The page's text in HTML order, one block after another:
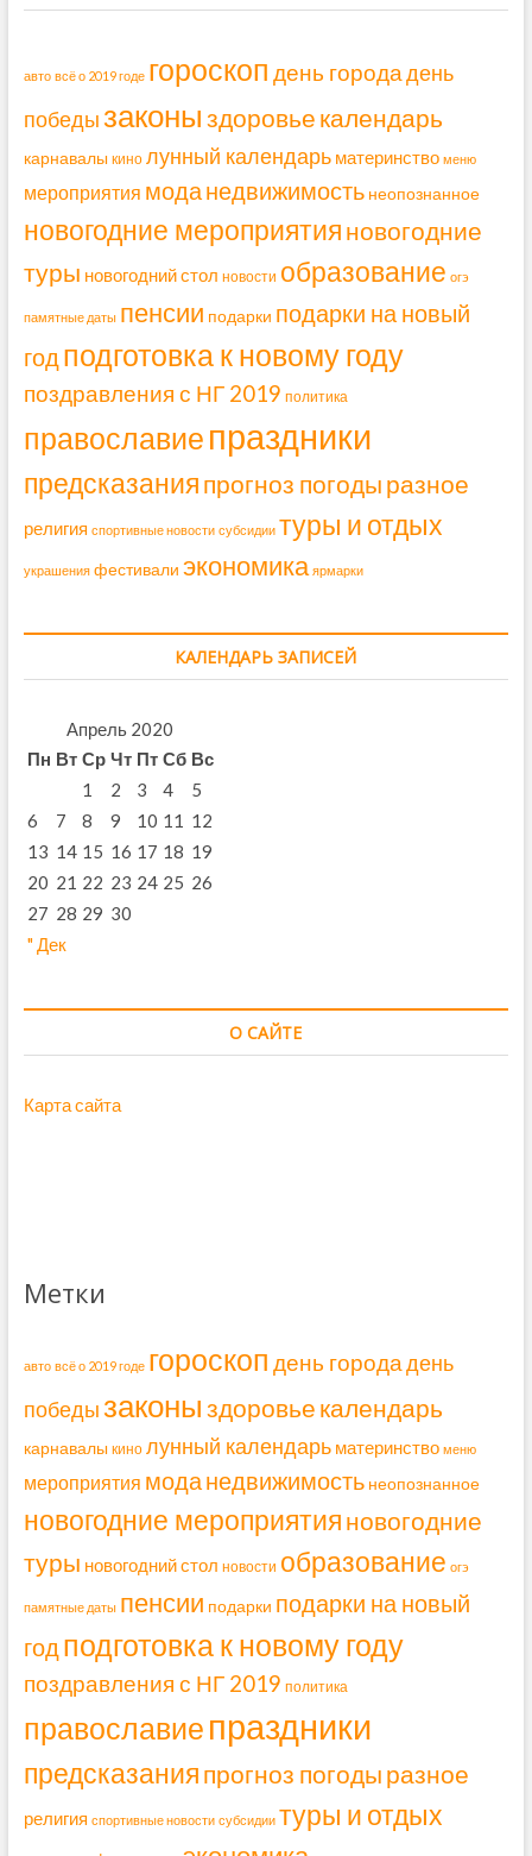
авто всё о 2019 годе гороскоп день городадень
победызаконыздоровье календарь
карнавалы кино лунный календарь материнство меню
мероприятия моданедвижимость неопознанное
новогодние мероприятия новогодние
туры новогодний стол новости образование огэ
памятные даты пенсии подарки подарки на новый
год подготовка к новому году
поздравления с НГ 2019 политика
православие праздники
предсказанияпрогноз погоды разное
религия спортивные новости субсидии туры и отдых
украшения фестивали экономика ярмарки
КАЛЕНДАРЬ ЗАПИСЕЙ
Апрель 2020
Пн Вт Ср Чт Пт Сб Вс
" Дек
1 2 3 4
5
6
7 8 9 10 11 12
13 14 15 16 17 18 19
20 21 22 23 24 25 26
27 28 29 30
О САЙТЕ
Карта сайта
Метки
авто всё о 2019 годе гороскоп день городадень
победызаконыздоровье календарь
карнавалы кино лунный календарь материнство меню
мероприятия моданедвижимость неопознанное
новогодние мероприятия новогодние
туры новогодний стол новости образование огэ
памятные даты пенсии подарки подарки на новый
год подготовка к новому году
поздравления с НГ 2019 политика
православие праздники
предсказанияпрогноз погоды разное
религия спортивные новости субсидии туры и отдых